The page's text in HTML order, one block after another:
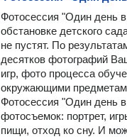
Фотосессия "Один день
обстановке детского
не пустят. По
десятков фотографий
игр, фото процесса
окружающими
Фотосессия "Один день
фотосъемок: портрет,